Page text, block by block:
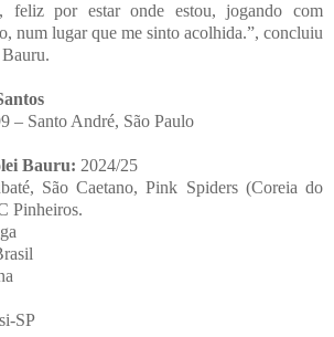
feliz por estar onde estou, jogando com
num lugar que me sinto acolhida.”, concluiu
– Santo André, São Paulo
Bauru: 2024/25
São Caetano, Pink Spiders (Coreia do
Pinheiros.
SP